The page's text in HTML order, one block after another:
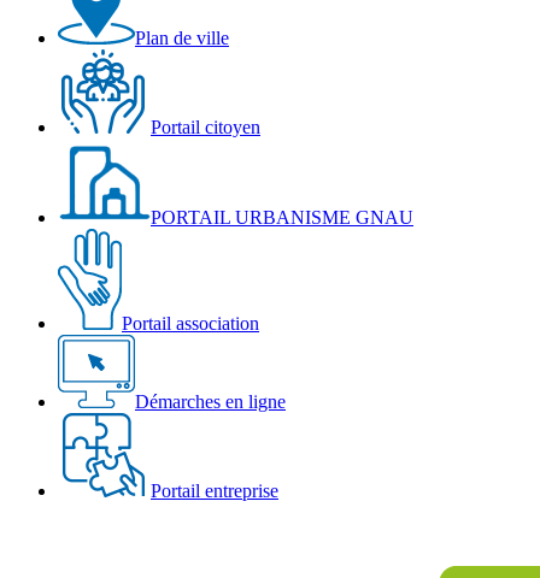
Plan de ville
Portail citoyen
PORTAIL URBANISME GNAU
Portail association
Démarches en ligne
Portail entreprise